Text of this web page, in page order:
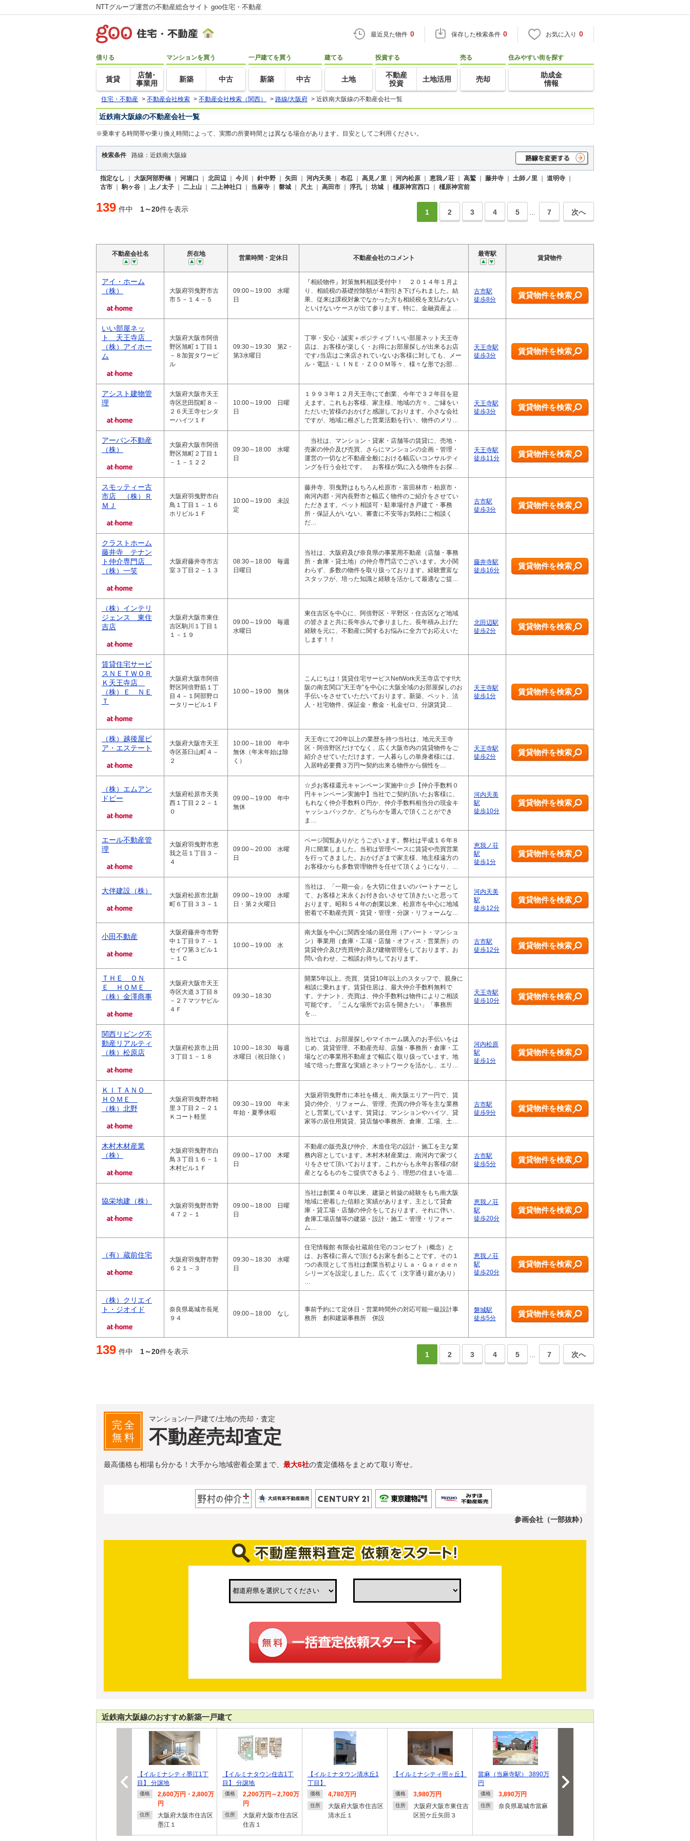
NTTグループ運営の不動産総合サイト goo住宅・不動産
最近見た物件 0 保存した検索条件 0 お気に入り 0
借りる
賃貸
店舗･
事業用
マンションを買う
新築 中古
一戸建てを買う
新築 中古
建てる
土地
投資する
不動産
投資
土地活用
売る
売却
住みやすい街を探す
助成金
情報
住宅・不動産 > 不動産会社検索 > 不動産会社検索（関西） > 路線/大阪府 > 近鉄南大阪線の不動産会社一覧
近鉄南大阪線の不動産会社一覧
※乗車する時間帯や乗り換え時間によって、実際の所要時間とは異なる場合があります。目安としてご利用ください。
検索条件 路線：近鉄南大阪線
指定なし ｜ 大阪阿部野橋 ｜ 河堀口 ｜ 北田辺 ｜ 今川 ｜ 針中野 ｜ 矢田 ｜ 河内天美 ｜ 布忍 ｜ 高見ノ里 ｜ 河内松原 ｜ 恵我ノ荘 ｜ 高鷲 ｜ 藤井寺 ｜ 土師ノ里 ｜ 道明寺 ｜
古市 ｜ 駒ヶ谷 ｜ 上ノ太子 ｜ 二上山 ｜ 二上神社口 ｜ 当麻寺 ｜ 磐城 ｜ 尺土 ｜ 高田市 ｜ 浮孔｜ 坊城 ｜ 橿原神宮西口 ｜ 橿原神宮前
139 件中 1～20件を表示 1 2 3 4 5 … 7 次へ
不動産会社名 所在地
営業時間・定休日 不動産会社のコメント
最寄駅
賃貸物件
アイ・ホーム
（株）
大阪府羽曳野市古
市５－１４－５
09:00～19:00 水曜
日
『相続物件』対策無料相談受付中！ ２０１４年１月よ
り、相続税の基礎控除額が４割引き下げられました。結
果、従来は課税対象でなかった方も相続税を支払わない
といけないケースが出て参ります。特に、金融資産よ…
古市駅
徒歩8分
賃貸物件を検索
いい部屋ネッ
ト 天王寺店
（株）アイホー
ム
大阪府大阪市阿倍
野区旭町１丁目１
－８加賀タワービ
ル
09:30～19:30 第2・
第3水曜日
丁寧・安心・誠実＋ポジティブ！いい部屋ネット天王寺
店は、お客様が楽しく・お得にお部屋探しが出来るお店
です♪当店はご来店されていないお客様に対しても、メー
ル・電話・ＬＩＮＥ・ＺＯＯＭ等々、様々な形でお部…
天王寺駅
徒歩3分
賃貸物件を検索
アシスト建物管
理
大阪府大阪市天王
寺区悲田院町８－
２６天王寺センタ
ーハイツ１Ｆ
10:00～19:00 日曜
日
１９９３年１２月天王寺にて創業、今年で３２年目を迎
えます。これもお客様、家主様、地域の方々、ご縁をい
ただいた皆様のおかげと感謝しております。小さな会社
ですが、地域に根ざした営業活動を行い、物件のメリ…
天王寺駅
徒歩3分
賃貸物件を検索
アーバン不動産
（株）
大阪府大阪市阿倍
野区旭町２丁目１
－１－１２２
09:30～18:00 水曜
日
当社は、マンション・貸家・店舗等の賃貸に、売地・
売家の仲介及び売買、さらにマンションの企画・管理・
運営の一切など不動産全般における幅広いコンサルティ
ングを行う会社です。 お客様が気に入る物件をお探…
天王寺駅
徒歩11分
賃貸物件を検索
スモッティー古
市店 （株）Ｒ
ＭＪ
大阪府羽曳野市白
鳥１丁目１－１６
ホリビル１Ｆ
10:00～19:00 未設
定
藤井寺、羽曳野はもちろん松原市・富田林市・柏原市・
南河内郡・河内長野市と幅広く物件のご紹介をさせてい
ただきます。ペット相談可・駐車場付き戸建て・事務
所・保証人がいない、審査に不安等お気軽にご相談く
だ…
古市駅
徒歩3分
賃貸物件を検索
クラストホーム
藤井寺 テナン
ト仲介専門店
（株）一笑
大阪府藤井寺市古
室３丁目２－１３
08:30～18:00 毎週
日曜日
当社は、大阪府及び奈良県の事業用不動産（店舗・事務
所・倉庫・貸土地）の仲介専門店でございます。大小関
わらず、多数の物件を取り扱っております。経験豊富な
スタッフが、培った知識と経験を活かして最適なご提…
藤井寺駅
徒歩16分
賃貸物件を検索
（株）インテリ
ジェンス 東住
吉店
大阪府大阪市東住
吉区駒川１丁目１
１－１９
09:00～19:00 毎週
水曜日
東住吉区を中心に、阿倍野区・平野区・住吉区など地域
の皆さまと共に長年歩んで参りました。長年積み上げた
経験を元に、不動産に関するお悩みに全力でお応えいた
します！！
北田辺駅
徒歩2分
賃貸物件を検索
賃貸住宅サービ
スＮＥＴＷＯＲ
Ｋ天王寺店
（株）Ｅ ＮＥ
Ｔ
大阪府大阪市阿倍
野区阿倍野筋１丁
目４－１阿部野ロ
ータリービル１Ｆ
10:00～19:00 無休
こんにちは！賃貸住宅サービスNetWork天王寺店です!!大
阪の南玄関口”天王寺”を中心に大阪全域のお部屋探しのお
手伝いをさせていただいております。新築、ペット、法
人・社宅物件、保証金・敷金・礼金ゼロ、分譲賃貸…
天王寺駅
徒歩1分
賃貸物件を検索
（株）越後屋ピ
ア・エステート
大阪府大阪市天王
寺区茶臼山町４－
２
10:00～18:00 年中
無休（年末年始は除
く）
天王寺にて20年以上の業歴を持つ当社は、地元天王寺
区・阿倍野区だけでなく、広く大阪市内の賃貸物件をご
紹介させていただけます。一人暮らしの単身者様には、
入居時必要費３万円〜契約出来る物件から個性を…
天王寺駅
徒歩2分
賃貸物件を検索
（株）エムアン
ドピー
大阪府松原市天美
西１丁目２２－１
０
09:00～19:00 年中
無休
☆彡お客様還元キャンペーン実施中☆彡【仲介手数料０
円キャンペーン実施中】当社でご契約頂いたお客様に、
もれなく仲介手数料０円か、仲介手数料相当分の現金キ
ャッシュバックか、どちらかを選んで頂くことができ
ま…
河内天美
駅
徒歩10分
賃貸物件を検索
エール不動産管
理
大阪府羽曳野市恵
我之荘１丁目３－
４
09:00～20:00 水曜
日
ページ閲覧ありがとうございます。弊社は平成１６年８
月に開業しました。当初は管理ベースに賃貸や売買営業
を行ってきました。おかげざまで家主様、地主様遠方の
お客様からも多数管理物件を任せて頂くようになり、…
恵我ノ荘
駅
徒歩1分
賃貸物件を検索
大伴建設（株）
大阪府松原市北新
町６丁目３３－１
09:00～19:00 水曜
日・第２火曜日
当社は、「一期一会」を大切に住まいのパートナーとし
て、お客様と末永くお付き合いさせて頂きたいと思って
おります。昭和５４年の創業以来、松原市を中心に地域
密着で不動産売買・賃貸・管理・分譲・リフォームな…
河内天美
駅
徒歩12分
賃貸物件を検索
小田不動産
大阪府藤井寺市野
中１丁目９７－１
セイワ第３ビル１
－１Ｃ
10:00～19:00 水
南大阪を中心に関西全域の居住用（アパート・マンショ
ン）事業用（倉庫・工場・店舗・オフィス・営業所）の
賃貸仲介及び売買仲介及び建物管理をしております。お
問い合わせ、ご相談お待ちしております。
古市駅
徒歩12分
賃貸物件を検索
ＴＨＥ ＯＮ
Ｅ ＨＯＭＥ
（株）金澤商事
大阪府大阪市天王
寺区大道３丁目８
－２７マツヤビル
４Ｆ
09:30～18:30
開業5年以上。売買、賃貸10年以上のスタッフで、親身に
相談に乗れます。賃貸住居は、最大仲介手数料無料で
す。テナント、売買は、仲介手数料は物件によりご相談
可能です。「こんな場所でお店を開きたい」「事務所
を…
天王寺駅
徒歩10分
賃貸物件を検索
関西リビング不
動産リアルティ
（株）松原店
大阪府松原市上田
３丁目１－１８
10:00～18:30 毎週
水曜日（祝日除く）
当社では、お部屋探しやマイホーム購入のお手伝いをは
じめ、賃貸管理、不動産売却、店舗・事務所・倉庫・工
場などの事業用不動産まで幅広く取り扱っています。地
域で培った豊富な実績とネットワークを活かし、エリ…
河内松原
駅
徒歩1分
賃貸物件を検索
ＫＩＴＡＮＯ
ＨＯＭＥ
（株）北野
大阪府羽曳野市軽
里３丁目２－２１
Ｋコート軽里
09:30～19:00 年末
年始・夏季休暇
大阪府羽曳野市に本社を構え、南大阪エリア一円で、賃
貸の仲介、リフォーム、管理、売買の仲介等を主な業務
とし営業しています。賃貸は、マンションやハイツ、貸
家等の居住用賃貸、貸店舗や事務所、倉庫、工場、土…
古市駅
徒歩9分
賃貸物件を検索
木村木材産業
（株）
大阪府羽曳野市白
鳥３丁目１６－１
木村ビル１Ｆ
09:00～17:00 木曜
日
不動産の販売及び仲介、木造住宅の設計・施工を主な業
務内容としています。木村木材産業は、南河内で家づく
りをさせて頂いております。これからも永年お客様の財
産となるものをご提供できるよう、理想の住まいを追…
古市駅
徒歩5分
賃貸物件を検索
協栄地建（株）
大阪府羽曳野市野
４７２－１
09:00～18:00 日曜
日
当社は創業４０年以来、建築と斡旋の経験をもち南大阪
地域に密着した信頼と実績があります。主として貸倉
庫・貸工場・店舗の仲介をしております。それに伴い、
倉庫工場店舗等の建築・設計・施工・管理・リフォー
ム…
恵我ノ荘
駅
徒歩20分
賃貸物件を検索
（有）蔵前住宅
大阪府羽曳野市野
６２１－３
09:30～18:30 水曜
日
住宅情報館 有限会社蔵前住宅のコンセプト（概念）と
は、お客様に喜んで頂けるお家を創ることです。その１
つの表現として当社は創業当初よりＬａ・Ｇａｒｄｅｎ
シリーズを設定しました。広くて（文字通り庭があり）
…
恵我ノ荘
駅
徒歩20分
賃貸物件を検索
（株）クリエイ
ト・ジオイド
奈良県葛城市長尾
９４
09:00～18:00 なし
事前予約にて定休日・営業時間外の対応可能一級設計事
務所 創和建築事務所 併設
磐城駅
徒歩5分
賃貸物件を検索
139 件中 1～20件を表示 1 2 3 4 5 … 7 次へ
完全
無料
マンション/一戸建て/土地の売却・査定
不動産売却査定
最高価格も相場も分かる！大手から地域密着企業まで、 最大6社の査定価格をまとめて取り寄せ。
参画会社（一部抜粋）
近鉄南大阪線のおすすめ新築一戸建て
【イルミナシティ墨江1丁
目】 分譲地
価格
2,600万円・2,800万
円
住所
大阪府大阪市住吉区
墨江１
【イルミナタウン住吉1丁
目】 分譲地
価格
2,200万円～2,700万
円
住所
大阪府大阪市住吉区
住吉１
【イルミナタウン清水丘1
丁目】
価格 4,780万円
住所
大阪府大阪市住吉区
清水丘１
【イルミナシティ照ヶ丘】
価格 3,980万円
住所
大阪府大阪市東住吉
区照ケ丘矢田３
當麻（当麻寺駅） 3890万
円
価格 3,890万円
住所 奈良県葛城市當麻
90万円